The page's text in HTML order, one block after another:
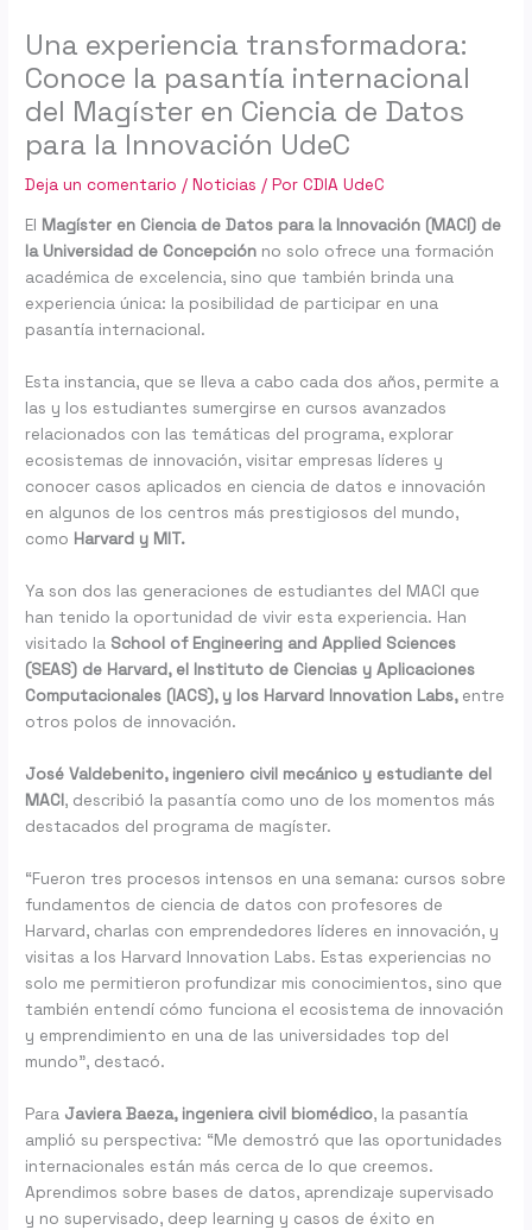
Una experiencia transformadora:
Conoce la pasantía internacional
del Magíster en Ciencia de Datos
para la Innovación UdeC
Deja un comentario /Noticias / PorCDIA UdeC
El Magíster en Ciencia de Datos para la Innovación (MACI) de
la Universidad de Concepción no solo ofrece una formación
académica de excelencia, sino que también brinda una
experiencia única: la posibilidad de participar en una
pasantía internacional.
Esta instancia, que se lleva a cabo cada dos años, permite a
las y los estudiantes sumergirse en cursos avanzados
relacionados con las temáticas del programa, explorar
ecosistemas de innovación, visitar empresas líderes y
conocer casos aplicados en ciencia de datos e innovación
en algunos de los centros más prestigiosos del mundo,
como Harvard y MIT.
Ya son dos las generaciones de estudiantes del MACI que
han tenido la oportunidad de vivir esta experiencia. Han
visitado la School of Engineering and Applied Sciences
(SEAS) de Harvard, el Instituto de Ciencias y Aplicaciones
Computacionales (IACS), y los Harvard Innovation Labs,entre
otros polos de innovación.
José Valdebenito, ingeniero civil mecánico y estudiante del
MACI, describió la pasantía como uno de los momentos más
destacados del programa de magíster.
“Fueron tres procesos intensos en una semana: cursos sobre
fundamentos de ciencia de datos con profesores de
Harvard, charlas con emprendedores líderes en innovación, y
visitas a los Harvard Innovation Labs. Estas experiencias no
solo me permitieron profundizar mis conocimientos, sino que
también entendí cómo funciona el ecosistema de innovación
y emprendimiento en una de las universidades top del
mundo”, destacó.
Para Javiera Baeza, ingeniera civil biomédico, la pasantía
amplió su perspectiva: “Me demostró que las oportunidades
internacionales están más cerca de lo que creemos.
Aprendimos sobre bases de datos, aprendizaje supervisado
y no supervisado, deep learning y casos de éxito en